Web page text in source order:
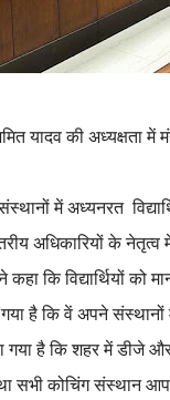
यादव की अध्यक्षता में
में अध्यनरत
अधिकारियों के नेतृत्व
कि विद्यार्थियों
गया है कि वें अपने
गया है कि शहर में डीजे
तथा सभी कोचिंग